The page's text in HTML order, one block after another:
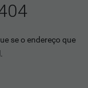
se o endereço que